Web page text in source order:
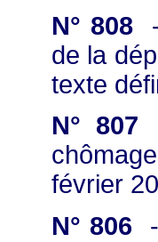
N° 808-
de la
texte
N° 807
février
N° 806